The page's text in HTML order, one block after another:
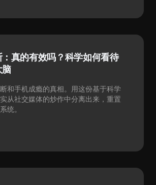
真的有效吗？科学如何看待
脑
和手机成瘾的真相。用这份基于科学
从社交媒体的炒作中分离出来，重置
统。